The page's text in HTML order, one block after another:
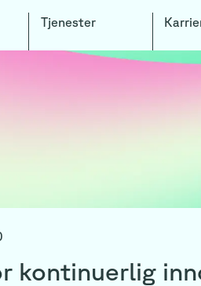
Tjenester
kontinuerlig